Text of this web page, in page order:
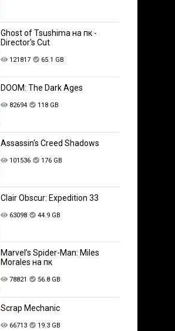
Ghost of Tsushima на пк -
Director's Cut
121817 65.1 GB
DOOM: The Dark Ages
82694 118 GB
Assassin's Creed Shadows
101536 176 GB
Clair Obscur: Expedition 33
63098 44.9 GB
Marvel’s Spider-Man: Miles
Morales на пк
78821 56.8 GB
Scrap Mechanic
66713 19.3 GB